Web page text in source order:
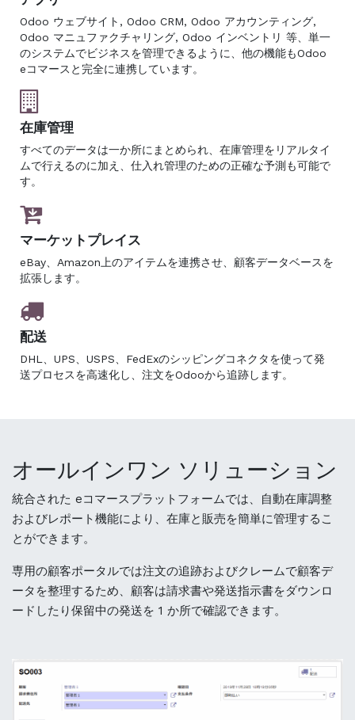
Odoo ウェブサイト, Odoo CRM, Odoo アカウンティング,
Odoo マニュファクチャリング, Odoo インベントリ 等、単一
のシステムでビジネスを管理できるように、他の機能もOdoo
eコマースと完全に連携しています。
在庫管理
すべてのデータは一か所にまとめられ、在庫管理をリアルタイ
ムで行えるのに加え、仕入れ管理のための正確な予測も可能で
す。
マーケットプレイス
eBay、Amazon上のアイテムを連携させ、顧客データベースを
拡張します。
配送
DHL、UPS、USPS、FedExのシッピングコネクタを使って発
送プロセスを高速化し、注文をOdooから追跡します。
オールインワン ソリューション
統合された eコマースプラットフォームでは、自動在庫調整
およびレポート機能により、在庫と販売を簡単に管理するこ
とができます。
専用の顧客ポータルでは注文の追跡およびクレームで顧客デ
ータを整理するため、顧客は請求書や発送指示書をダウンロ
ードしたり保留中の発送を 1 か所で確認できます。